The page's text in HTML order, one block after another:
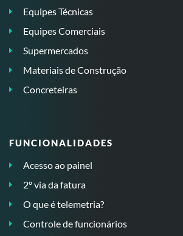
Equipes Técnicas
Equipes Comerciais
Supermercados
Materiais de Construção
Concreteiras
FUNCIONALIDADES
Acesso ao painel
2º via da fatura
O que é telemetria?
Controle de funcionários